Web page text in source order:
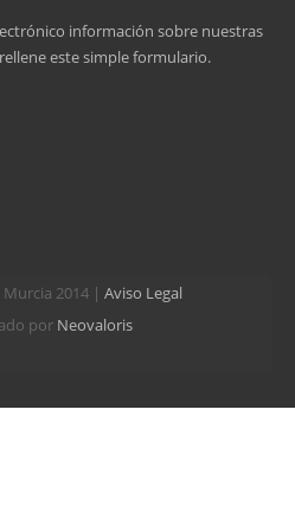
información sobre nuestras
este simple formulario.
2014 | Aviso Legal
por Neovaloris